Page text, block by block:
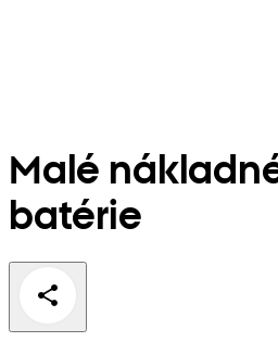
Malé
batérie